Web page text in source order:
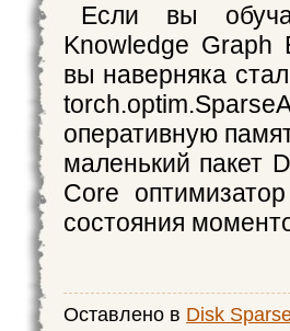
Если вы
Knowledge Graph
вы наверняка
оперативную
маленький пакет
Core
состояния
Оставлено в Disk